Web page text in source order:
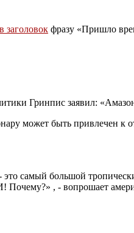
заголовок фразу «Пришло
Гринпис заявил:
может быть привлечен к
самый большой
Почему?» , - вопрошает